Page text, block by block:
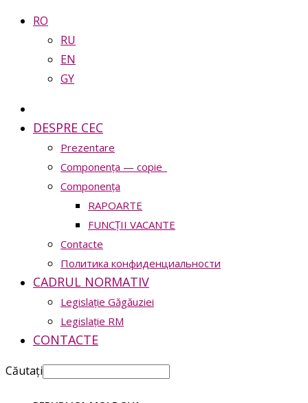
RO
RU
EN
GY
DESPRE CEC
Prezentare
Сomponența — copie_
Сomponența
RAPOARTE
FUNCȚII VACANTE
Contacte
Политика конфиденциальности
CADRUL NORMATIV
Legislație Găgăuziei
Legislație RM
CONTACTE
Căutați